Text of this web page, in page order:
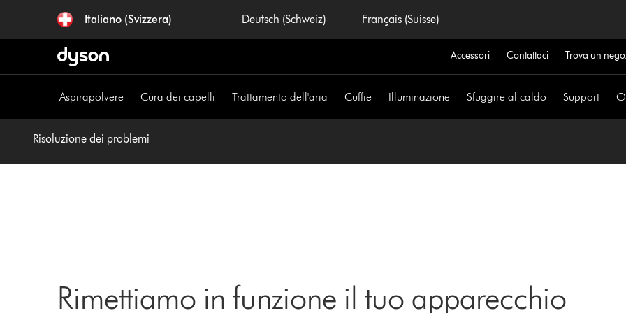
navigazione
Italiano (Svizzera) Deutsch (Schweiz) Français (Suisse)
Accessori Contattaci Trova un
Aspirapolvere Cura dei capelli Trattamento dell'aria Cuffie Illuminazione Sfuggire al caldo Support
Risoluzione dei problemi
Rimettiamo in funzione il tuo apparecchio